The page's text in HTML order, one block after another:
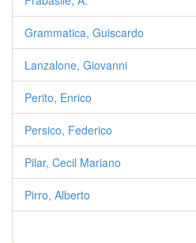
Grammatica, Guiscardo
Lanzalone, Giovanni
Perito, Enrico
Persico, Federico
Pilar, Cecil Mariano
Pirro, Alberto